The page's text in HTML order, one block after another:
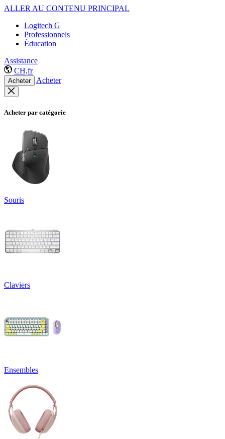
ALLER AU CONTENU PRINCIPAL
Logitech G
Professionnels
Éducation
Assistance
CH,fr
Acheter Acheter
Acheter par catégorie
Souris
Claviers
Ensembles